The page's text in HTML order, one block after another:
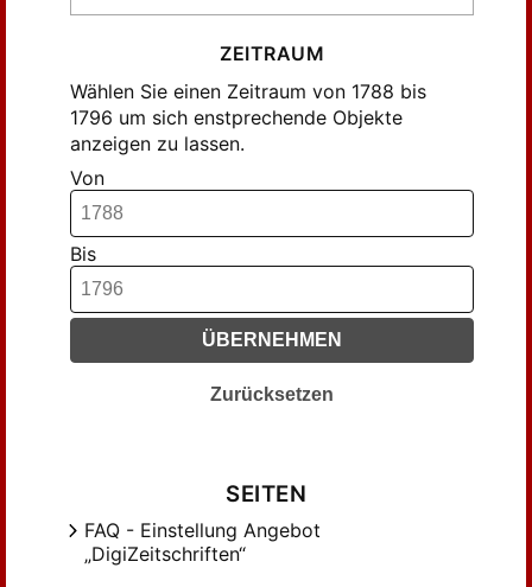
ZEITRAUM
Wählen Sie einen Zeitraum von 1788 bis
1796 um sich enstprechende Objekte
anzeigen zu lassen.
Von
Bis
ÜBERNEHMEN
Zurücksetzen
SEITEN
FAQ - Einstellung Angebot
„DigiZeitschriften“